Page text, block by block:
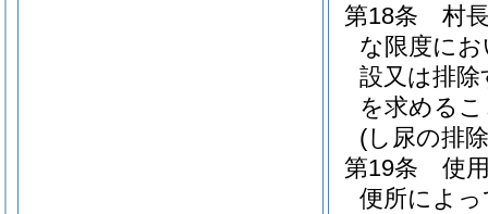
第18条
村
な限度に
設又は排
を求める
(し尿の排
第19条
使
便所によ